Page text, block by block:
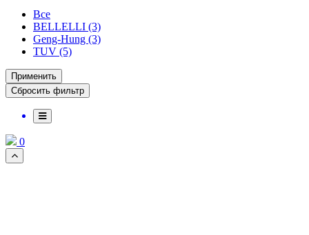
Все
BELLELLI (3)
Geng-Hung (3)
TUV (5)
Применить
0